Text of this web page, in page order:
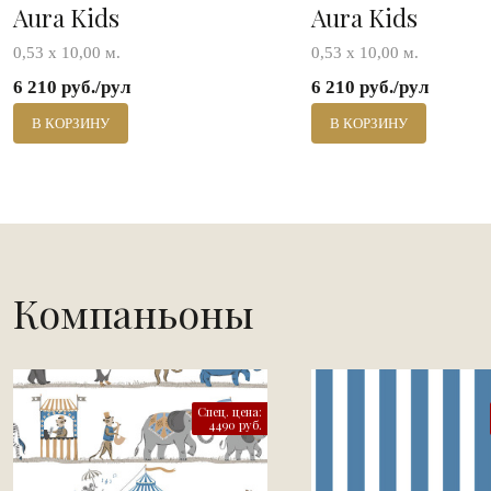
Aura Kids
0,53 х 10,00 м.
6 210 руб./рул
В КОРЗИНУ
Aura Kids
0,53 х 10,00 м.
6 210 руб./рул
В КОРЗИНУ
Компаньоны
Спец. цена:
4490 руб.